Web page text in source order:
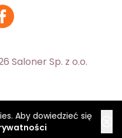
Aby dowiedzieć się
Saloner Sp. z o.o.